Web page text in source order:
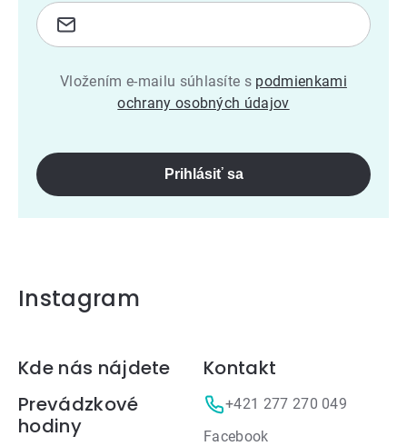
Vložením e-mailu súhlasíte s podmienkami
ochrany osobných údajov
Prihlásiť sa
Instagram
Zápätie
Kde nás nájdete
Prevádzkové
hodiny
Kontakt
+421 277 270 049
Facebook